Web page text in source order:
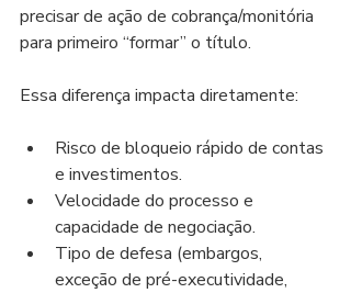
precisar de ação de cobrança/monitória
para primeiro “formar” o título.
Essa diferença impacta diretamente:
Risco de bloqueio rápido de contas
e investimentos.
Velocidade do processo e
capacidade de negociação.
Tipo de defesa (embargos,
exceção de pré-executividade,